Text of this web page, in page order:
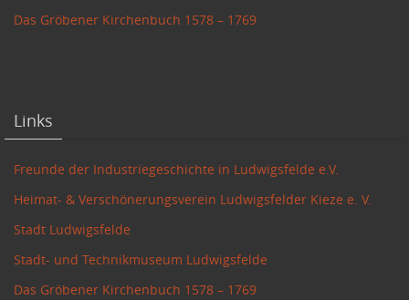
Das Gröbener Kirchenbuch 1578 – 1769
Links
Freunde der Industriegeschichte in Ludwigsfelde e.V.
Heimat- & Verschönerungsverein Ludwigsfelder Kieze e. V.
Stadt Ludwigsfelde
Stadt- und Technikmuseum Ludwigsfelde
Das Gröbener Kirchenbuch 1578 – 1769